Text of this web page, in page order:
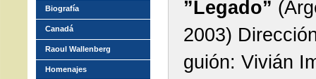
”Legado”
2003)
guión: Vivián
Biografía
Canadá
Raoul Wallenberg
Homenajes